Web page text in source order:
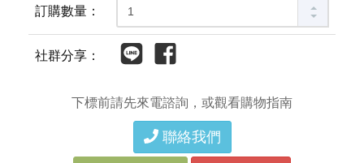
訂購數量：
社群分享：
下標前請先來電諮詢，或觀看購物指南
聯絡我們